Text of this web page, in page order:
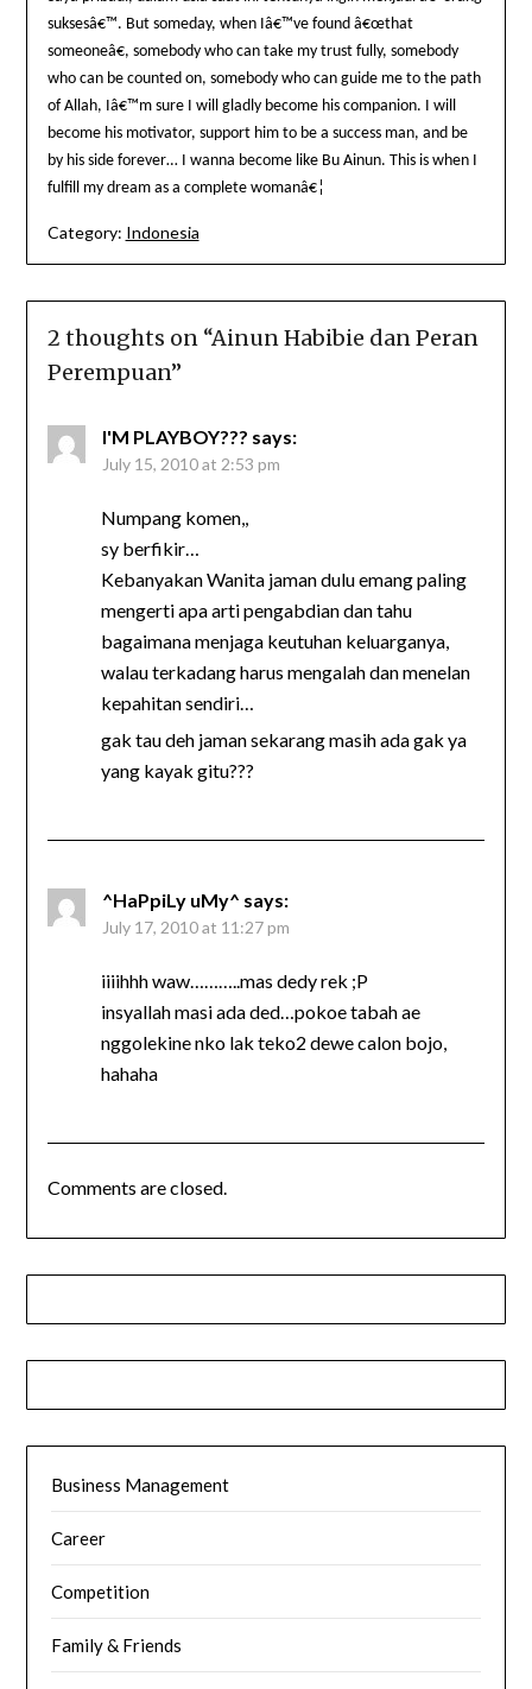
suksesâ€™. But someday, when Iâ€™ve found â€œthat
someoneâ€, somebody who can take my trust fully, somebody
who can be counted on, somebody who can guide me to the path
of Allah, Iâ€™m sure I will gladly become his companion. I will
become his motivator, support him to be a success man, and be
by his side forever… I wanna become like Bu Ainun. This is when I
fulfill my dream as a complete womanâ€¦
Category: Indonesia
2 thoughts on “Ainun Habibie dan Peran
Perempuan”
I'M PLAYBOY??? says:
July 15, 2010 at 2:53 pm
Numpang komen,,
sy berfikir…
Kebanyakan Wanita jaman dulu emang paling
mengerti apa arti pengabdian dan tahu
bagaimana menjaga keutuhan keluarganya,
walau terkadang harus mengalah dan menelan
kepahitan sendiri…
gak tau deh jaman sekarang masih ada gak ya
yang kayak gitu???
^HaPpiLy uMy^ says:
July 17, 2010 at 11:27 pm
iiiihhh waw………..mas dedy rek ;P
insyallah masi ada ded…pokoe tabah ae
nggolekine nko lak teko2 dewe calon bojo,
hahaha
Comments are closed.
Business Management
Career
Competition
Family & Friends